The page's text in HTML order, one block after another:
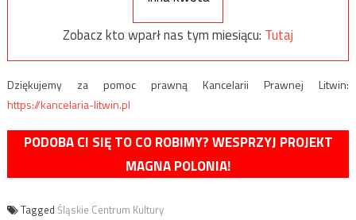
Zobacz kto wparł nas tym miesiącu: Tutaj
Dziękujemy za pomoc prawną Kancelarii Prawnej Litwin:
https://kancelaria-litwin.pl
PODOBA CI SIĘ TO CO ROBIMY? WESPRZYJ PROJEKT
MAGNA POLONIA!
Tagged Śląskie Centrum Kultury